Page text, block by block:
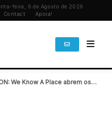
feira, 6 de Agosto de 2026
Contact Apoia!
We Know A Place abrem os…